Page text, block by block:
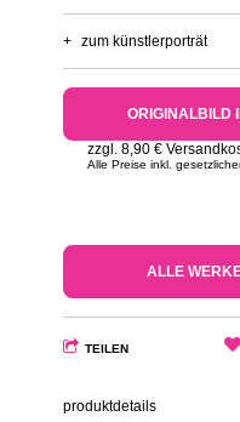
+ zum künstlerporträt
ORIGINALBILD
zzgl. 8,90 €
Alle Preise inkl.
ALLE
TEILEN
produktdetails